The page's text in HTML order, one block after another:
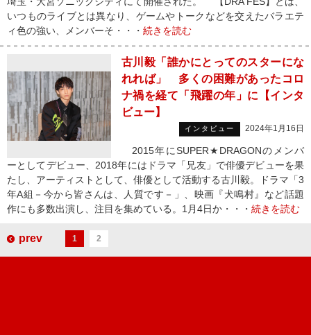
いつものライブとは異なり、ゲームやトークなどを交えたバラエテ
ィ色の強い、メンバーそ・・・ 続きを読む
古川毅「誰かにとってのスターにな
れれば」 多くの困難があったコロ
ナ禍を経て「飛躍の年」に【インタ
ビュー】
インタビュー 2024年1月16日
2015年にSUPER★DRAGONのメンバ
ーとしてデビュー、2018年にはドラマ「兄友」で俳優デビューを果
たし、アーティストとして、俳優として活動する古川毅。ドラマ「3
年A組－今から皆さんは、人質です－」、映画『犬鳴村』など話題
作にも多数出演し、注目を集めている。1月4日か・・・ 続きを読む
prev 1 2